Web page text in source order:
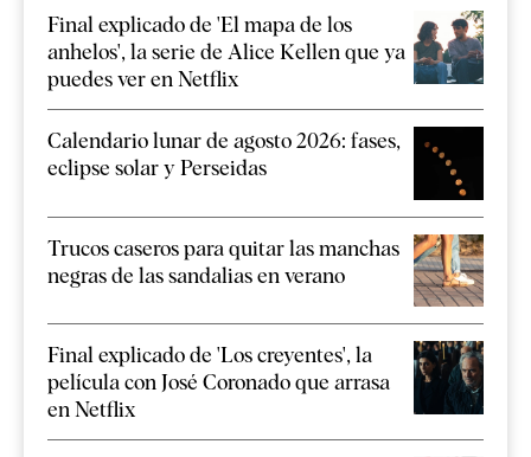
Final explicado de 'El mapa de los
anhelos', la serie de Alice Kellen que ya
puedes ver en Netflix
Calendario lunar de agosto 2026: fases,
eclipse solar y Perseidas
Trucos caseros para quitar las manchas
negras de las sandalias en verano
Final explicado de 'Los creyentes', la
película con José Coronado que arrasa
en Netflix